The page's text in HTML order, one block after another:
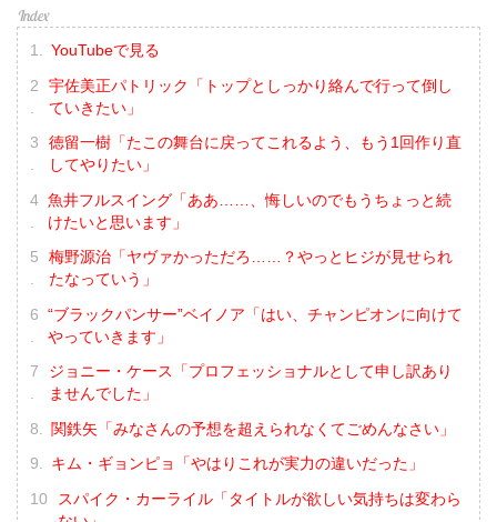
YouTubeで見る
宇佐美正パトリック「トップとしっかり絡んで行って倒し
ていきたい」
徳留一樹「たこの舞台に戻ってこれるよう、もう1回作り直
してやりたい」
魚井フルスイング「ああ……、悔しいのでもうちょっと続
けたいと思います」
梅野源治「ヤヴァかっただろ……？やっとヒジが見せられ
たなっていう」
“ブラックパンサー”ベイノア「はい、チャンピオンに向けて
やっていきます」
ジョニー・ケース「プロフェッショナルとして申し訳あり
ませんでした」
関鉄矢「みなさんの予想を超えられなくてごめんなさい」
キム・ギョンピョ「やはりこれが実力の違いだった」
スパイク・カーライル「タイトルが欲しい気持ちは変わら